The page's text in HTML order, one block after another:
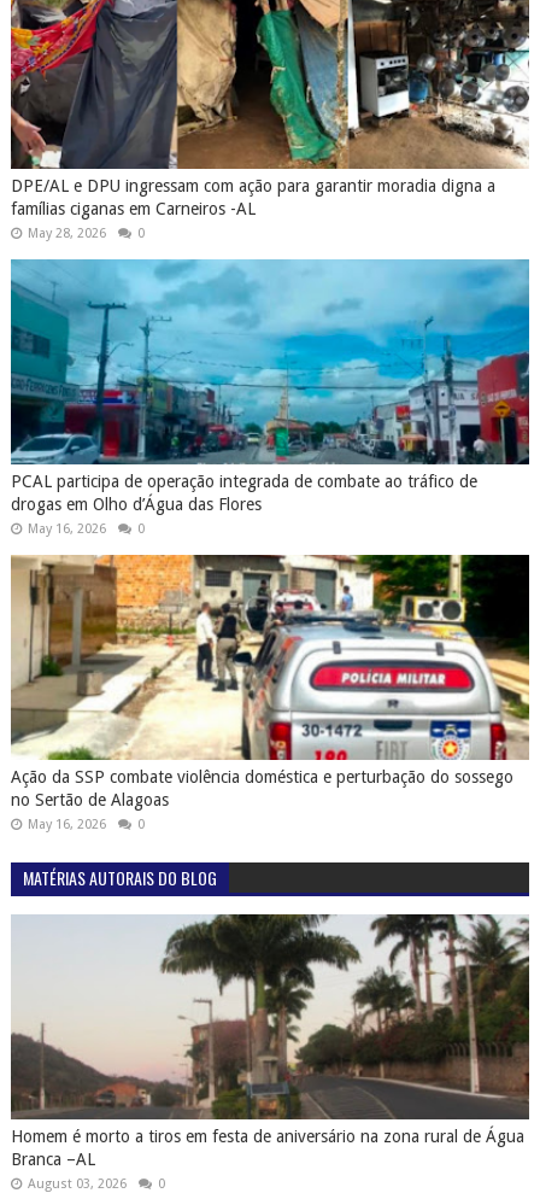
DPE/AL e DPU ingressam com ação para garantir moradia digna a
famílias ciganas em Carneiros -AL
May 28, 2026 0
PCAL participa de operação integrada de combate ao tráfico de
drogas em Olho d’Água das Flores
May 16, 2026 0
Ação da SSP combate violência doméstica e perturbação do sossego
no Sertão de Alagoas
May 16, 2026 0
MATÉRIAS AUTORAIS DO BLOG
Homem é morto a tiros em festa de aniversário na zona rural de Água
Branca –AL
August 03, 2026 0